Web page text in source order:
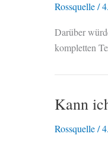
Rossquelle/
Darüber
kompletten
Kann
Rossquelle/